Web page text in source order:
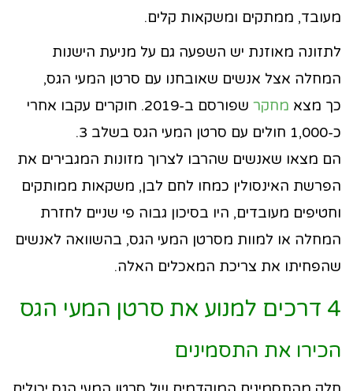
מעובד, ממתקים ומשקאות קלים.
לתזונה מאוזנת יש השפעה גם על מניעת הישנות
המחלה אצל אנשים שאובחנו עם סרטן המעי הגס,
כך מצא מחקר
שפורסם ב-2019. חוקרים עקבו אחרי
כ-1,000 חולים עם סרטן המעי הגס בשלב 3.
הם מצאו שאנשים שהרבו לצרוך מזונות המגבירים את
הפרשת האינסולין כמחו לחם לבן, משקאות ממותקים
וחטיפים מעובדים, היו בסיכון גבוה פי שניים לחזרת
המחלה או למוות מסרטן המעי הגס, בהשוואה לאנשים
שהפחיתו את צריכת המאכלים האלה.
4 דרכים למנוע את סרטן המעי הגס
הכירו את התסמינים